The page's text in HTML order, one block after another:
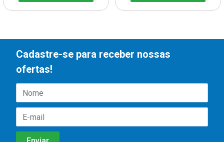
Cadastre-se para receber nossas
ofertas!